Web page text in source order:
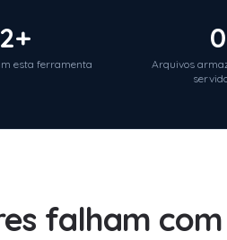
esta ferramenta
0
Arquivos
falham com